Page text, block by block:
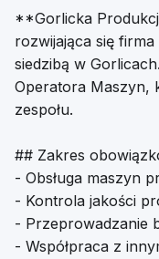
**Gorlicka
rozwijająca się
siedzibą w
Operatora Maszyn,
zespołu.
## Zakres
- Obsługa maszyn
- Kontrola jakości
- Przeprowadzanie
- Współpraca z